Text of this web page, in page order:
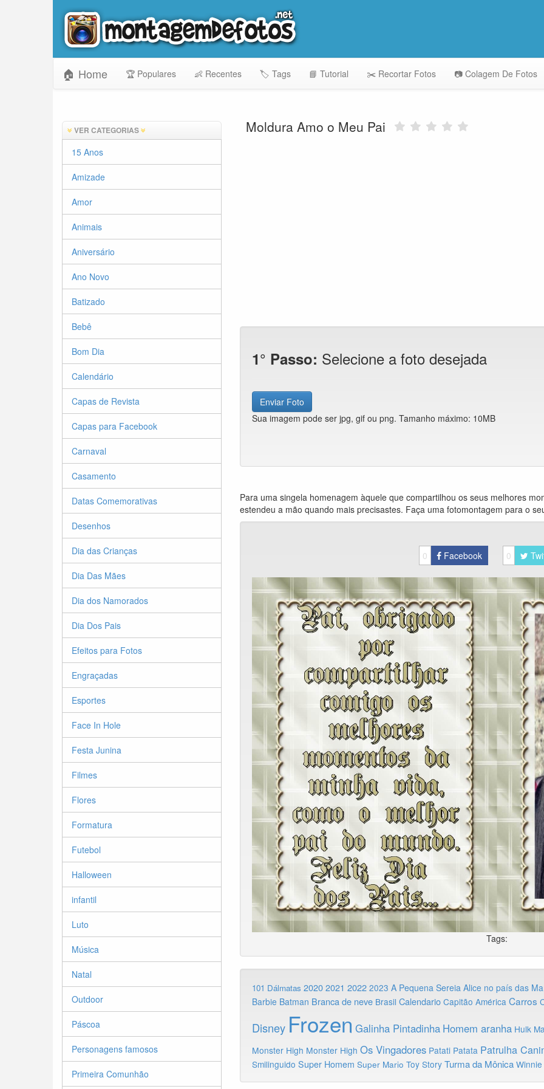
🏠 Home 🏆 Populares 👶 Recentes 🏷️ Tags 📘 Tutorial ✂️ Recortar Fotos 📷 Colagem De Fotos
VER CATEGORIAS
15 Anos
Amizade
Amor
Animais
Aniversário
Ano Novo
Batizado
Bebê
Bom Dia
Calendário
Capas de Revista
Capas para Facebook
Carnaval
Casamento
Datas Comemorativas
Desenhos
Dia das Crianças
Dia Das Mães
Dia dos Namorados
Dia Dos Pais
Efeitos para Fotos
Engraçadas
Esportes
Face In Hole
Festa Junina
Filmes
Flores
Formatura
Futebol
Halloween
infantil
Luto
Música
Natal
Outdoor
Páscoa
Personagens famosos
Primeira Comunhão
Moldura Amo o Meu Pai
1° Passo: Selecione a foto desejada
Enviar Foto
Sua imagem pode ser jpg, gif ou png. Tamanho máximo: 10MB
Para uma singela homenagem àquele que compartilhou os seus melhores
estendeu a mão quando mais precisastes. Faça uma fotomontagem para o
0 Facebook 0
Tags:
101 Dálmatas 2020 2021 2022 2023 A Pequena Sereia Alice no país das
Barbie Batman Branca de neve Brasil Calendario Capitão América Carros
Disney Frozen Galinha Pintadinha Homem aranha Hulk
Monster High Monster High Os Vingadores Patati Patata Patrulha
Smilinguido Super Homem Super Mario Toy Story Turma da Mônica